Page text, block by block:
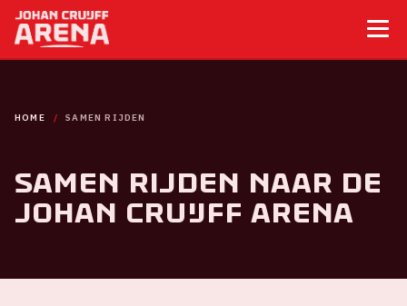
HOME SAMEN RIJDEN
Samen rijden naar de
Johan Cruijff ArenA